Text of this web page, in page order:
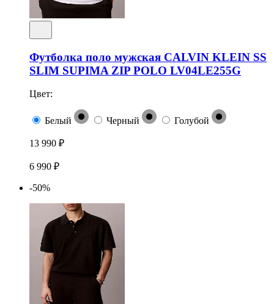
Футболка поло мужская CALVIN KLEIN SS
SLIM SUPIMA ZIP POLO LV04LE255G
Цвет:
Белый Черный Голубой
13 990 ₽
6 990 ₽
-50%